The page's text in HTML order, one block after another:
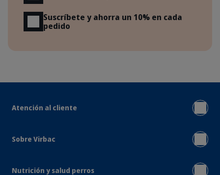
Suscríbete y ahorra un 10% en cada
pedido
Atención al cliente
Sobre Virbac
Nutrición y salud perros